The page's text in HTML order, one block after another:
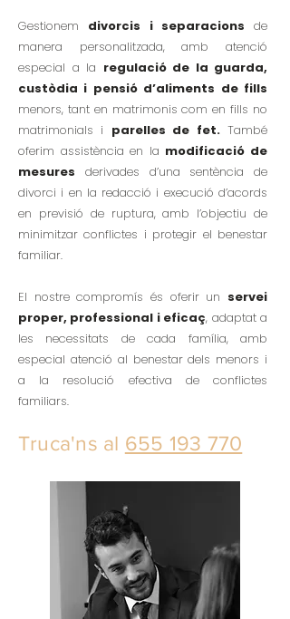
Gestionem divorcis i separacions de
manera personalitzada, amb atenció
especial a la regulació de la guarda,
custòdia i pensió d’aliments de fills
menors, tant en matrimonis com en fills no
matrimonials i parelles de fet.També
oferim assistència en la modificació de
mesures derivades d’una sentència de
divorci i en la redacció i execució d’acords
en previsió de ruptura, amb l’objectiu de
minimitzar conflictes i protegir el benestar
familiar.
El nostre compromís és oferir un servei
proper, professional i eficaç, adaptat a
les necessitats de cada família, amb
especial atenció al benestar dels menors i
a la resolució efectiva de conflictes
familiars.
Truca'ns al 655 193 770